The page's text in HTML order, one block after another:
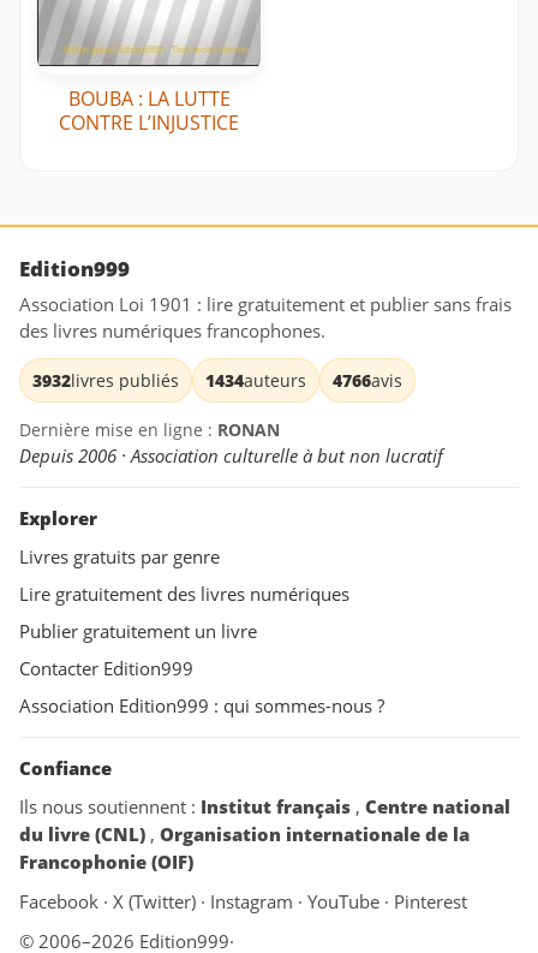
BOUBA : LA LUTTE
CONTRE L’INJUSTICE
Edition999
Association Loi 1901 : lire gratuitement et publier sans frais
des livres numériques francophones.
3932livres publiés 1434auteurs 4766avis
Dernière mise en ligne : RONAN
Depuis 2006 · Association culturelle à but non lucratif
Explorer
Livres gratuits par genre
Lire gratuitement des livres numériques
Publier gratuitement un livre
Contacter Edition999
Association Edition999 : qui sommes-nous ?
Confiance
Ils nous soutiennent : Institut français , Centre national
du livre (CNL) , Organisation internationale de la
Francophonie (OIF)
Facebook · X (Twitter) · Instagram · YouTube · Pinterest
© 2006–2026 Edition999·